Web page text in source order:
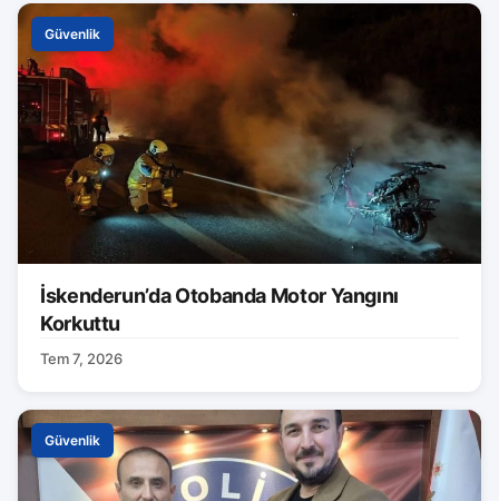
Güvenlik
İskenderun’da Otobanda Motor Yangını
Korkuttu
Tem 7, 2026
Güvenlik